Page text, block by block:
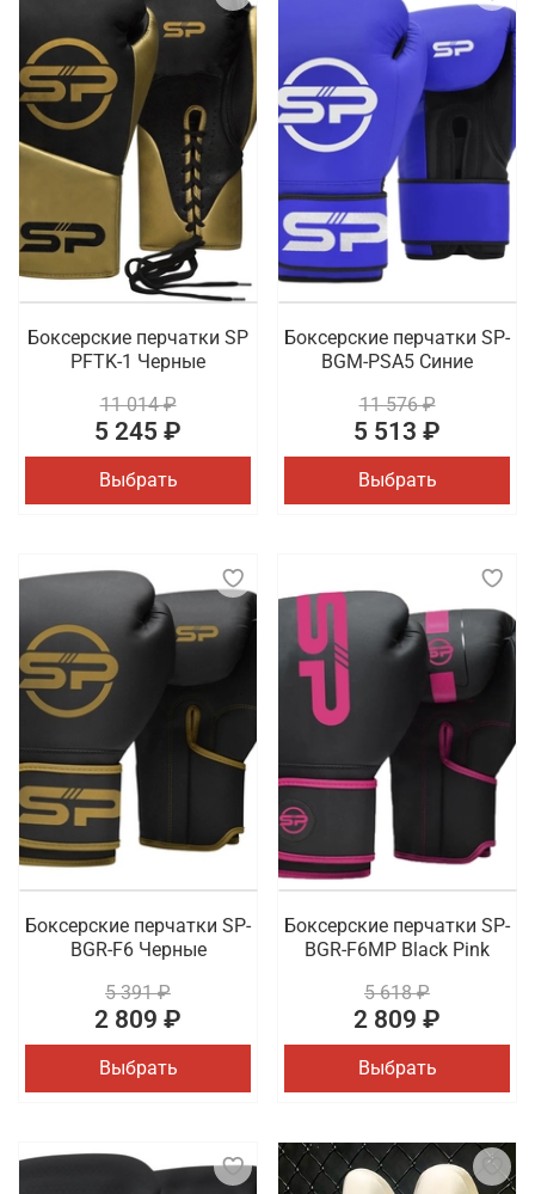
Боксерские перчатки SP
PFTK-1 Черные
11 014 ₽
5 245 ₽
Выбрать
Боксерские перчатки SP-
BGM-PSA5 Синие
11 576 ₽
5 513 ₽
Выбрать
Боксерские перчатки SP-
BGR-F6 Черные
5 391 ₽
2 809 ₽
Выбрать
Боксерские перчатки SP-
BGR-F6MP Black Pink
5 618 ₽
2 809 ₽
Выбрать